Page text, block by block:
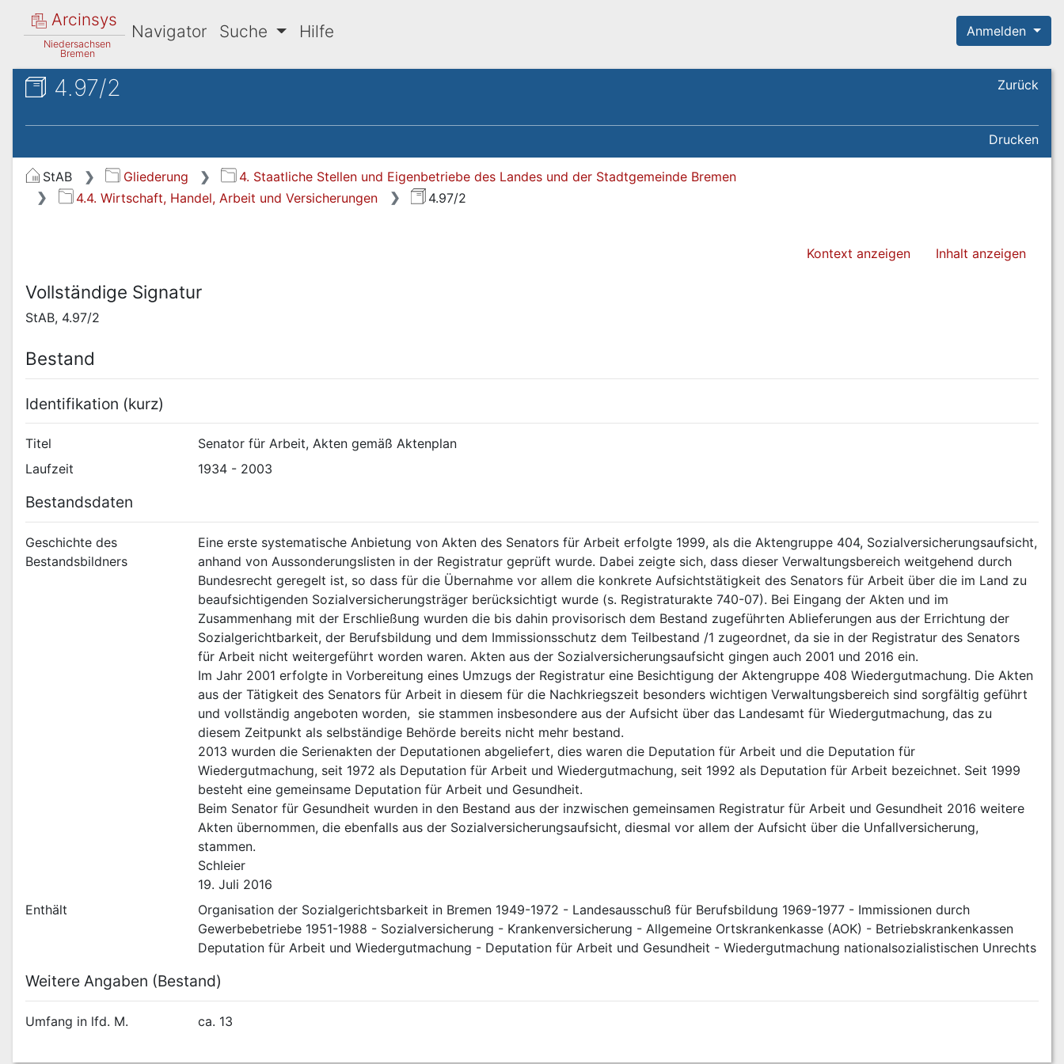
Arcinsys
Niedersachsen
Bremen
Navigator Suche Hilfe Anmelden
4.97/2 Zurück
Drucken
StAB Gliederung
4. Staatliche Stellen und Eigenbetriebe des Landes und der Stadtgemeinde Bremen
4.4. Wirtschaft, Handel, Arbeit und Versicherungen
4.97/2
Kontext anzeigen Inhalt anzeigen
Vollständige Signatur
StAB, 4.97/2
Bestand
Identifikation (kurz)
Titel
Senator für Arbeit, Akten gemäß Aktenplan
Laufzeit
1934 - 2003
Bestandsdaten
Geschichte des
Bestandsbildners
Eine erste systematische Anbietung von Akten des Senators für Arbeit erfolgte 1999, als die Aktengruppe 404, Sozialversicherungsaufsicht,
anhand von Aussonderungslisten in der Registratur geprüft wurde. Dabei zeigte sich, dass dieser Verwaltungsbereich weitgehend durch
Bundesrecht geregelt ist, so dass für die Übernahme vor allem die konkrete Aufsichtstätigkeit des Senators für Arbeit über die im Land zu
beaufsichtigenden Sozialversicherungsträger berücksichtigt wurde (s. Registraturakte 740-07). Bei Eingang der Akten und im
Zusammenhang mit der Erschließung wurden die bis dahin provisorisch dem Bestand zugeführten Ablieferungen aus der Errichtung der
Sozialgerichtbarkeit, der Berufsbildung und dem Immissionsschutz dem Teilbestand /1 zugeordnet, da sie in der Registratur des Senators
für Arbeit nicht weitergeführt worden waren. Akten aus der Sozialversicherungsaufsicht gingen auch 2001 und 2016 ein.
Im Jahr 2001 erfolgte in Vorbereitung eines Umzugs der Registratur eine Besichtigung der Aktengruppe 408 Wiedergutmachung. Die Akten
aus der Tätigkeit des Senators für Arbeit in diesem für die Nachkriegszeit besonders wichtigen Verwaltungsbereich sind sorgfältig geführt
und vollständig angeboten worden,  sie stammen insbesondere aus der Aufsicht über das Landesamt für Wiedergutmachung, das zu
diesem Zeitpunkt als selbständige Behörde bereits nicht mehr bestand.
2013 wurden die Serienakten der Deputationen abgeliefert, dies waren die Deputation für Arbeit und die Deputation für
Wiedergutmachung, seit 1972 als Deputation für Arbeit und Wiedergutmachung, seit 1992 als Deputation für Arbeit bezeichnet. Seit 1999
besteht eine gemeinsame Deputation für Arbeit und Gesundheit.
Beim Senator für Gesundheit wurden in den Bestand aus der inzwischen gemeinsamen Registratur für Arbeit und Gesundheit 2016 weitere
Akten übernommen, die ebenfalls aus der Sozialversicherungsaufsicht, diesmal vor allem der Aufsicht über die Unfallversicherung,
stammen.
Schleier
19. Juli 2016
Enthält
Organisation der Sozialgerichtsbarkeit in Bremen 1949-1972 - Landesausschuß für Berufsbildung 1969-1977 - Immissionen durch
Gewerbebetriebe 1951-1988 - Sozialversicherung - Krankenversicherung - Allgemeine Ortskrankenkasse (AOK) - Betriebskrankenkassen
Deputation für Arbeit und Wiedergutmachung - Deputation für Arbeit und Gesundheit - Wiedergutmachung nationalsozialistischen Unrechts
Weitere Angaben (Bestand)
Umfang in lfd. M. ca. 13